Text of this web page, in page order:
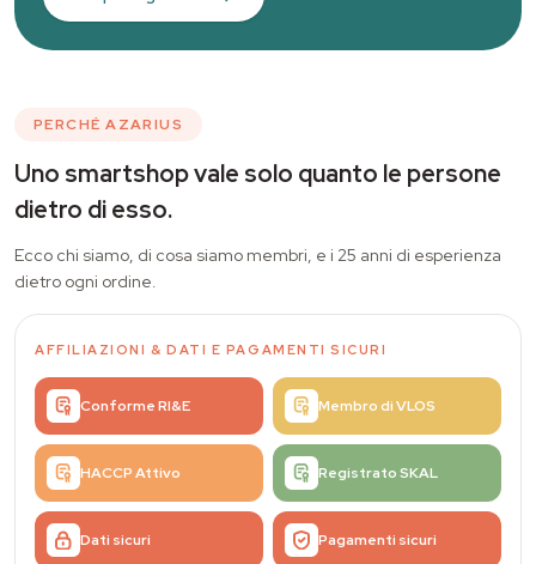
PERCHÉ AZARIUS
Uno smartshop vale solo quanto le persone
dietro di esso.
Ecco chi siamo, di cosa siamo membri, e i 25 anni di esperienza
dietro ogni ordine.
AFFILIAZIONI &DATI E PAGAMENTI SICURI
Conforme RI&E Membro di VLOS
HACCP Attivo Registrato SKAL
Dati sicuri Pagamenti sicuri